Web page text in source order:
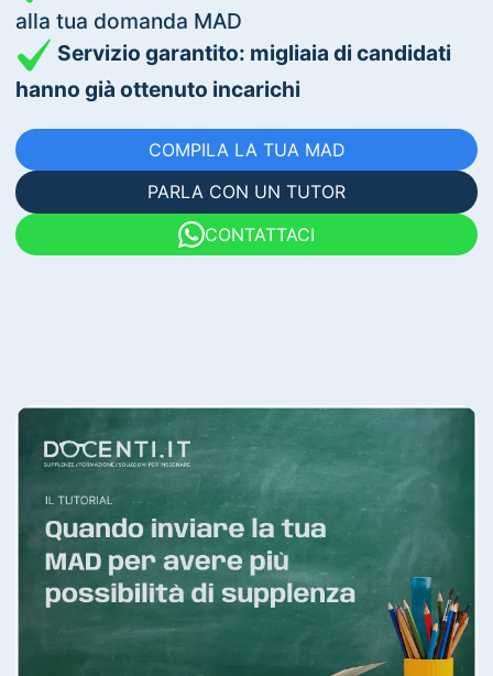
alla tua domanda MAD
Servizio garantito: migliaia di candidati
hanno già ottenuto incarichi
COMPILA LA TUA MAD
PARLA CON UN TUTOR
CONTATTACI